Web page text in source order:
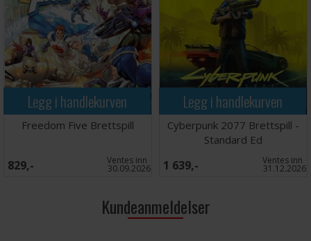
Legg i handlekurven
Freedom Five Brettspill
829,- Ventes inn
30.09.2026
Legg i handlekurven
Cyberpunk 2077 Brettspill -
Standard Ed
1 639,- Ventes inn
31.12.2026
Kundeanmeldelser